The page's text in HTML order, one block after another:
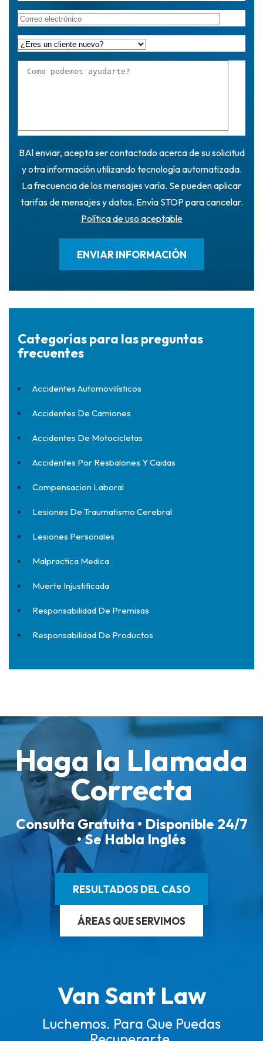
BAl enviar, acepta ser contactado acerca de su solicitud
y otra información utilizando tecnología automatizada.
La frecuencia de los mensajes varía. Se pueden aplicar
tarifas de mensajes y datos. Envía STOP para cancelar.
Política de uso aceptable
Categorías para las preguntas
frecuentes
Accidentes Automovilísticos
Accidentes De Camiones
Accidentes De Motocicletas
Accidentes Por Resbalones Y Caidas
Compensacion Laboral
Lesiones De Traumatismo Cerebral
Lesiones Personales
Malpractica Medica
Muerte Injustificada
Responsabilidad De Premisas
Responsabilidad De Productos
Haga la Llamada
Correcta
Consulta Gratuita • Disponible 24/7
• Se Habla Inglés
RESULTADOS DEL CASO
ÁREAS QUE SERVIMOS
Van Sant Law
Luchemos. Para Que Puedas